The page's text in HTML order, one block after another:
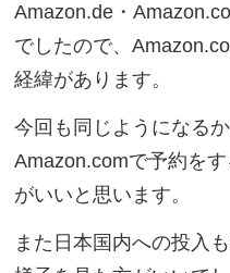
Amazon.de・
でしたので、
経緯があります。
今回も同じようになる
Amazon.comで予約を
がいいと思います。
また日本国内への投入